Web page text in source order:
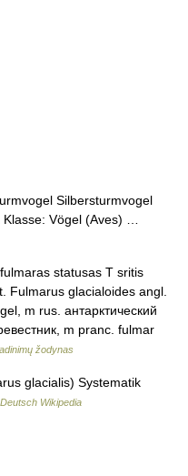
Silbersturmvogel
Klasse: Vögel (Aves) …
statusas T sritis
Fulmarus glacialoides angl.
m rus. антарктический
m pranc. fulmar
žodynas
glacialis) Systematik
Deutsch Wikipedia